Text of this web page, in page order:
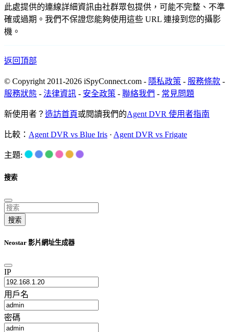
此處提供的連線詳細資訊由社群眾包提供，可能不完整、不準
確或過期。我們不保證您能夠使用這些 URL 連接到您的攝影
機。
返回頂部
© Copyright 2011-2026 iSpyConnect.com - 隱私政策 - 服務條款 -
服務狀態 - 法律資訊 - 安全政策 - 聯絡我們 - 常見問題
新使用者？ 造訪首頁或閱讀我們的Agent DVR 使用者指南
比較： Agent DVR vs Blue Iris · Agent DVR vs Frigate
主題:
搜索
搜索
Neostar 影片網址生成器
IP
用戶名
密碼